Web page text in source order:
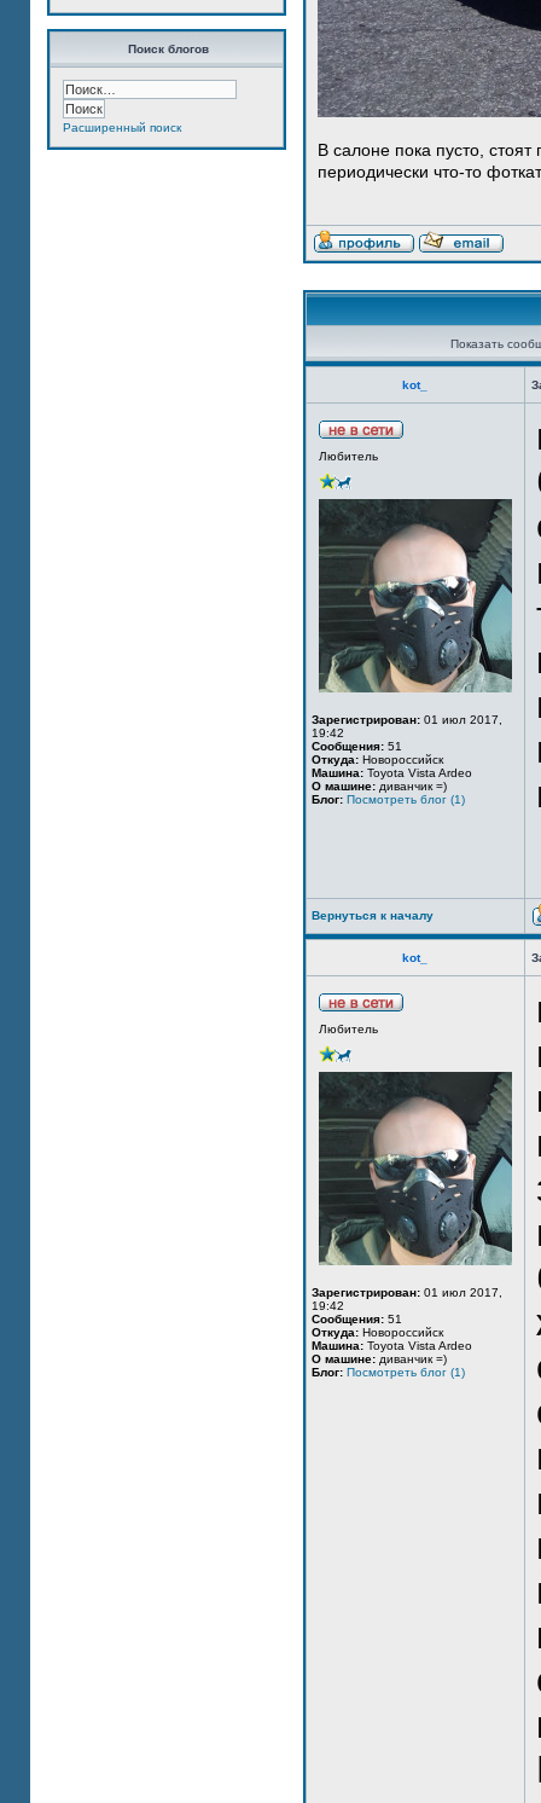
Поиск блогов
Расширенный поиск
В салоне пока пусто,
периодически что-то
Показать
kot_
Любитель
Зарегистрирован: 01 июл 2017,
19:42
Сообщения: 51
Откуда: Новороссийск
Машина: Toyota Vista Ardeo
О машине: диванчик =)
Блог: Посмотреть блог (1)
Вернуться к началу
kot_
Любитель
Зарегистрирован: 01 июл 2017,
19:42
Сообщения: 51
Откуда: Новороссийск
Машина: Toyota Vista Ardeo
О машине: диванчик =)
Блог: Посмотреть блог (1)